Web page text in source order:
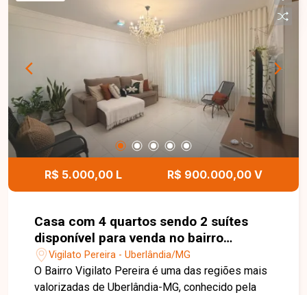
R$ 5.000,00 L R$ 900.000,00 V
Casa com 4 quartos sendo 2 suítes
disponível para venda no bairro
Vigilato Pereira em Uberlândia-MG
Vigilato Pereira - Uberlândia/MG
O Bairro Vigilato Pereira é uma das regiões mais
valorizadas de Uberlândia-MG, conhecido pela